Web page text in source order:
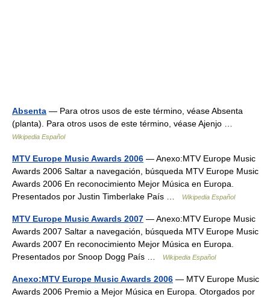
Absenta — Para otros usos de este término, véase Absenta
(planta). Para otros usos de este término, véase Ajenjo …
Wikipedia Español
MTV Europe Music Awards 2006 — Anexo:MTV Europe Music
Awards 2006 Saltar a navegación, búsqueda MTV Europe Music
Awards 2006 En reconocimiento Mejor Música en Europa.
Presentados por Justin Timberlake País …
Wikipedia Español
MTV Europe Music Awards 2007 — Anexo:MTV Europe Music
Awards 2007 Saltar a navegación, búsqueda MTV Europe Music
Awards 2007 En reconocimiento Mejor Música en Europa.
Presentados por Snoop Dogg País …
Wikipedia Español
Anexo:MTV Europe Music Awards 2006 — MTV Europe Music
Awards 2006 Premio a Mejor Música en Europa. Otorgados por